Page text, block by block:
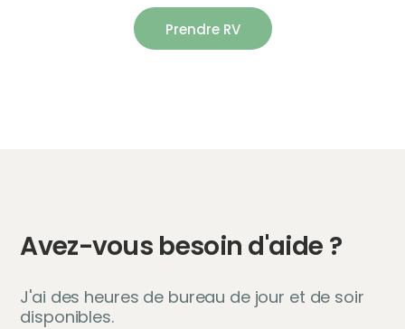
Prendre RV
Avez-vous besoin d'aide ?
J'ai des heures de bureau de jour et de soir
disponibles.